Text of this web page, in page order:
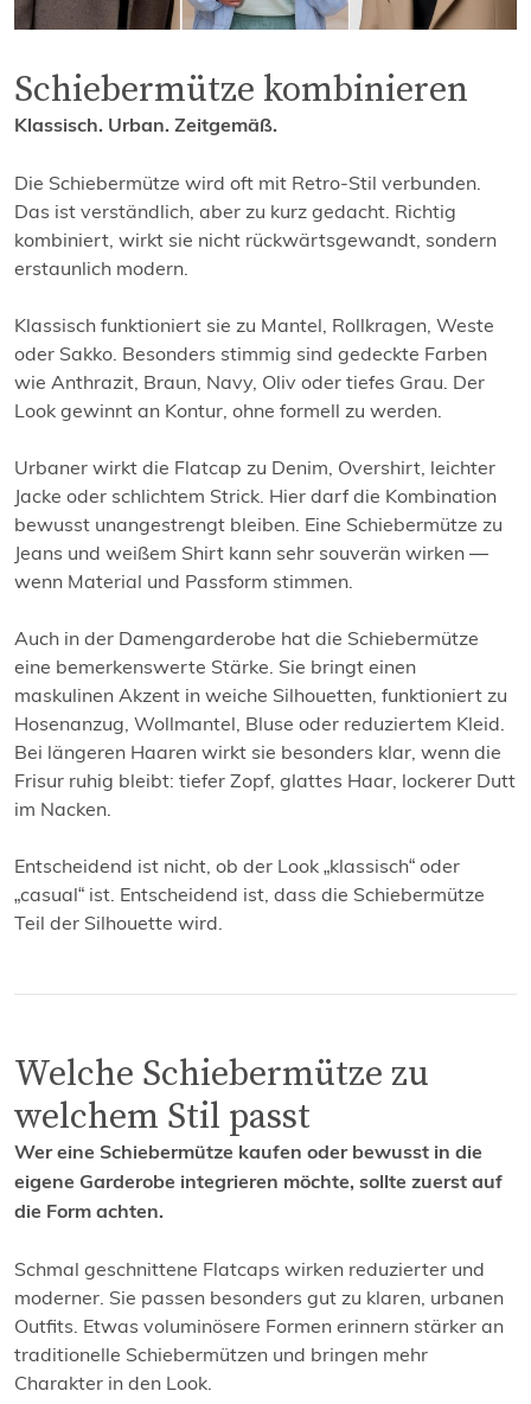
Schiebermütze kombinieren
Klassisch. Urban. Zeitgemäß.
Die Schiebermütze wird oft mit Retro-Stil verbunden.
Das ist verständlich, aber zu kurz gedacht. Richtig
kombiniert, wirkt sie nicht rückwärtsgewandt, sondern
erstaunlich modern.
Klassisch funktioniert sie zu Mantel, Rollkragen, Weste
oder Sakko. Besonders stimmig sind gedeckte Farben
wie Anthrazit, Braun, Navy, Oliv oder tiefes Grau. Der
Look gewinnt an Kontur, ohne formell zu werden.
Urbaner wirkt die Flatcap zu Denim, Overshirt, leichter
Jacke oder schlichtem Strick. Hier darf die Kombination
bewusst unangestrengt bleiben. Eine Schiebermütze zu
Jeans und weißem Shirt kann sehr souverän wirken —
wenn Material und Passform stimmen.
Auch in der Damengarderobe hat die Schiebermütze
eine bemerkenswerte Stärke. Sie bringt einen
maskulinen Akzent in weiche Silhouetten, funktioniert zu
Hosenanzug, Wollmantel, Bluse oder reduziertem Kleid.
Bei längeren Haaren wirkt sie besonders klar, wenn die
Frisur ruhig bleibt: tiefer Zopf, glattes Haar, lockerer Dutt
im Nacken.
Entscheidend ist nicht, ob der Look „klassisch“ oder
„casual“ ist. Entscheidend ist, dass die Schiebermütze
Teil der Silhouette wird.
Welche Schiebermütze zu
welchem Stil passt
Wer eine Schiebermütze kaufen oder bewusst in die
eigene Garderobe integrieren möchte, sollte zuerst auf
die Form achten.
Schmal geschnittene Flatcaps wirken reduzierter und
moderner. Sie passen besonders gut zu klaren, urbanen
Outfits. Etwas voluminösere Formen erinnern stärker an
traditionelle Schiebermützen und bringen mehr
Charakter in den Look.